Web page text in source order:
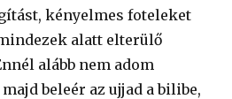
kényelmes foteleket
alatt elterülő
alább nem adom
beleér az ujjad a bilibe,